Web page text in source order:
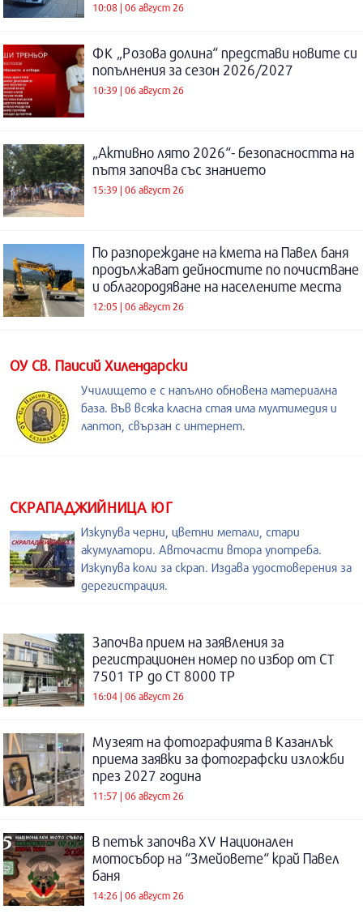
10:08 | 06 август 26
ФК „Розова долина“ представи новите си
попълнения за сезон 2026/2027
10:39 | 06 август 26
„Активно лято 2026“- безопасността на
пътя започва със знанието
15:39 | 06 август 26
По разпореждане на кмета на Павел баня
продължават дейностите по почистване
и облагородяване на населените места
12:05 | 06 август 26
ОУ Св. Паисий Хилендарски
Училището е с напълно обновена материална
база. Във всяка класна стая има мултимедия и
лаптоп, свързан с интернет.
СКРАПАДЖИЙНИЦА ЮГ
Изкупува черни, цветни метали, стари
акумулатори. Авточасти втора употреба.
Изкупува коли за скрап. Издава удостоверения за
дерегистрация.
Започва прием на заявления за
регистрационен номер по избор от СТ
7501 ТР до СТ 8000 ТР
16:04 | 06 август 26
Музеят на фотографията в Казанлък
приема заявки за фотографски изложби
през 2027 година
11:57 | 06 август 26
В петък започва XV Национален
мотосъбор на “Змейовете“ край Павел
баня
14:26 | 06 август 26